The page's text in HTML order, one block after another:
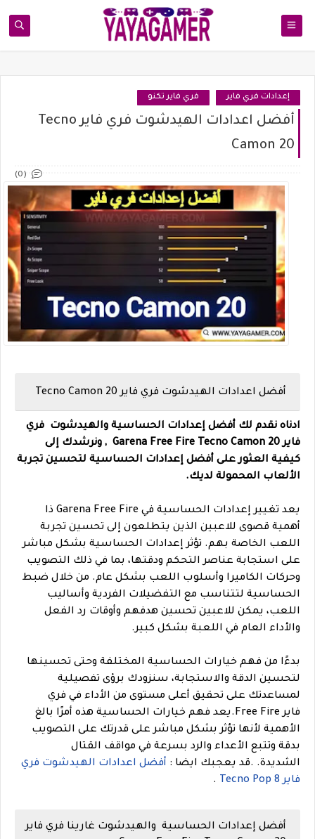
إعدادات فري فاير فري فاير تكنو
أفضل اعدادات الهيدشوت فري فاير Tecno
Camon 20
(0)
أفضل اعدادات الهيدشوت فري فاير Tecno Camon 20
ادناه نقدم لك أفضل إعدادات الحساسية والهيدشوت فري
فاير Garena Free Fire Tecno Camon 20 , ونرشدك إلى
كيفية العثور على أفضل إعدادات الحساسية لتحسين تجربة
الألعاب المحمولة لديك.
يعد تغيير إعدادات الحساسية في Garena Free Fire ذا
أهمية قصوى للاعبين الذين يتطلعون إلى تحسين تجربة
اللعب الخاصة بهم. تؤثر إعدادات الحساسية بشكل مباشر
على استجابة عناصر التحكم ودقتها، بما في ذلك التصويب
وحركات الكاميرا وأسلوب اللعب بشكل عام. من خلال ضبط
الحساسية لتتناسب مع التفضيلات الفردية وأساليب
اللعب، يمكن للاعبين تحسين هدفهم وأوقات رد الفعل
والأداء العام في اللعبة بشكل كبير.
بدءًا من فهم خيارات الحساسية المختلفة وحتى تحسينها
لتحسين الدقة والاستجابة، سنزودك برؤى تفصيلية
لمساعدتك على تحقيق أعلى مستوى من الأداء في فري
فاير Free Fire.يعد فهم خيارات الحساسية هذه أمرًا بالغ
الأهمية لأنها تؤثر بشكل مباشر على قدرتك على التصويب
بدقة وتتبع الأعداء والرد بسرعة في مواقف القتال
الشديدة. .قد يعجبك ايضا : أفضل اعدادات الهيدشوت فري
فاير Tecno Pop 8
.
أفضل إعدادات الحساسية والهيدشوت غارينا فري فاير